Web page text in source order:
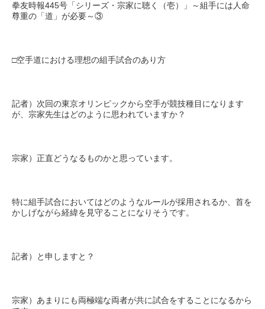
拳友時報445号「シリーズ・宗家に聴く（壱）」～組手には人命
尊重の「道」が必要～③
□空手道における理想の組手試合のあり方
記者）次回の東京オリンピックから空手が競技種目になります
が、宗家先生はどのように思われていますか？
宗家）正直どうなるものかと思っています。
特に組手試合においてはどのようなルールが採用されるか、首を
かしげながら経緯を見守ることになりそうです。
記者）と申しますと？
宗家）あまりにも両極端な両者が共に試合をすることになるから